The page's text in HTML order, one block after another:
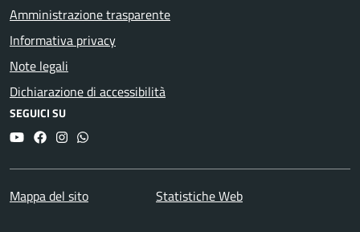
Amministrazione trasparente
Informativa privacy
Note legali
Dichiarazione di accessibilità
SEGUICI SU
YouTubeFacebookInstagram
Whatsapp
Mappa del sito Statistiche Web